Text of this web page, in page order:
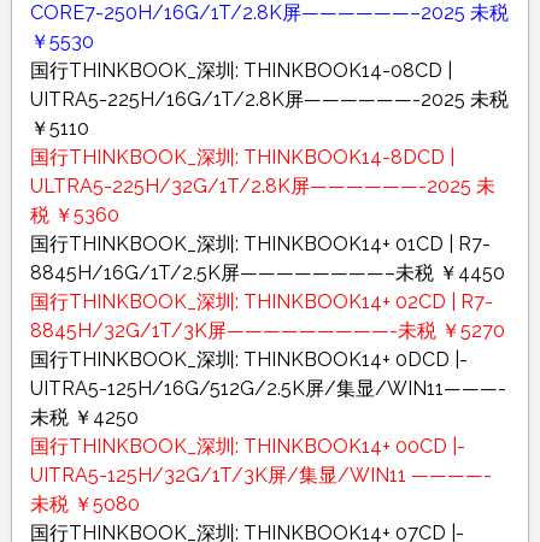
CORE7-250H/16G/1T/2.8K屏——————–2025 未税
￥5530
国行THINKBOOK_深圳: THINKBOOK14-08CD |
UITRA5-225H/16G/1T/2.8K屏——————-2025 未税
￥5110
国行THINKBOOK_深圳: THINKBOOK14-8DCD |
ULTRA5-225H/32G/1T/2.8K屏——————-2025 未
税 ￥5360
国行THINKBOOK_深圳: THINKBOOK14+ 01CD | R7-
8845H/16G/1T/2.5K屏————————–未税 ￥4450
国行THINKBOOK_深圳: THINKBOOK14+ 02CD | R7-
8845H/32G/1T/3K屏—————————-未税 ￥5270
国行THINKBOOK_深圳: THINKBOOK14+ 0DCD |-
UITRA5-125H/16G/512G/2.5K屏/集显/WIN11———-
未税 ￥4250
国行THINKBOOK_深圳: THINKBOOK14+ 00CD |-
UITRA5-125H/32G/1T/3K屏/集显/WIN11 ————-
未税 ￥5080
国行THINKBOOK_深圳: THINKBOOK14+ 07CD |-